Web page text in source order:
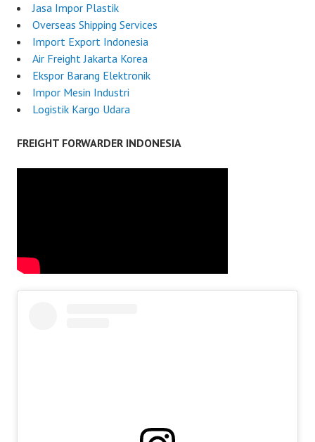
Jasa Impor Plastik
Overseas Shipping Services
Import Export Indonesia
Air Freight Jakarta Korea
Ekspor Barang Elektronik
Impor Mesin Industri
Logistik Kargo Udara
FREIGHT FORWARDER INDONESIA